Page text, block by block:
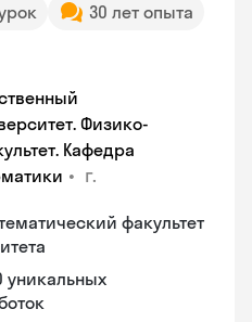
30 лет опыта
Физико-
Кафедра
• г.
факультет
уникальных